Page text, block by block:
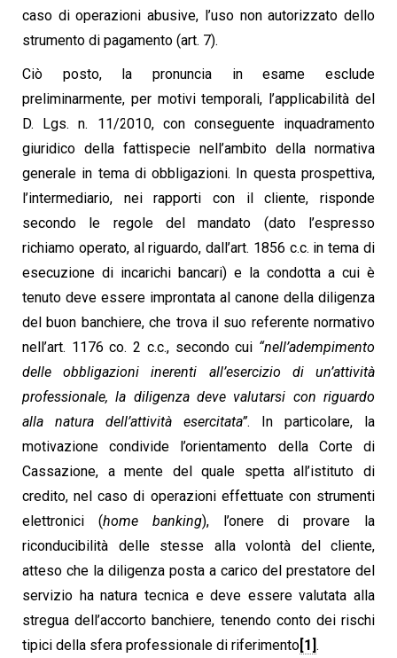
caso di operazioni abusive, l’uso non autorizzato dello
strumento di pagamento (art. 7).
Ciò posto, la pronuncia in esame esclude
preliminarmente, per motivi temporali, l’applicabilità del
D. Lgs. n. 11/2010, con conseguente inquadramento
giuridico della fattispecie nell’ambito della normativa
generale in tema di obbligazioni. In questa prospettiva,
l’intermediario, nei rapporti con il cliente, risponde
secondo le regole del mandato (dato l’espresso
richiamo operato, al riguardo, dall’art. 1856 c.c. in tema di
esecuzione di incarichi bancari) e la condotta a cui è
tenuto deve essere improntata al canone della diligenza
del buon banchiere, che trova il suo referente normativo
nell’art. 1176 co. 2 c.c., secondo cui “nell’adempimento
delle obbligazioni inerenti all’esercizio di un’attività
professionale, la diligenza deve valutarsi con riguardo
alla natura dell’attività esercitata”. In particolare, la
motivazione condivide l’orientamento della Corte di
Cassazione, a mente del quale spetta all’istituto di
credito, nel caso di operazioni effettuate con strumenti
elettronici (home banking), l’onere di provare la
riconducibilità delle stesse alla volontà del cliente,
atteso che la diligenza posta a carico del prestatore del
servizio ha natura tecnica e deve essere valutata alla
stregua dell’accorto banchiere, tenendo conto dei rischi
tipici della sfera professionale di riferimento[1].